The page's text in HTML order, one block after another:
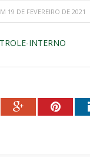
19 DE FEVEREIRO DE 2021
INTERNO
Google+